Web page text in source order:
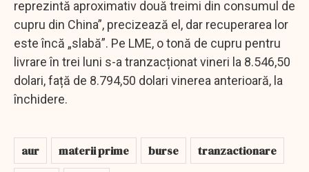
reprezintă aproximativ două treimi din consumul de
cupru din China”, precizează el, dar recuperarea lor
este încă „slabă”. Pe LME, o tonă de cupru pentru
livrare în trei luni s-a tranzacționat vineri la 8.546,50
dolari, față de 8.794,50 dolari vinerea anterioară, la
închidere.
aur materii prime burse
tranzactionare